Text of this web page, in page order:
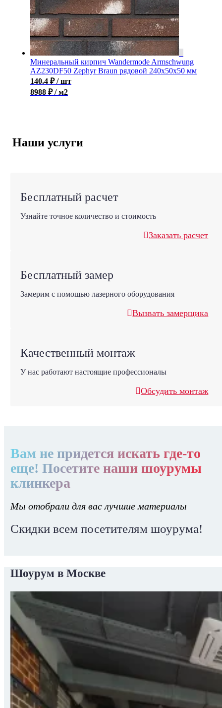
Минеральный кирпич Wandermode Armschwung
AZ230DF50 Zephyr Braun рядовой 240x50x50 мм
140.4 ₽ / шт
8988 ₽ / м2
Наши услуги
Бесплатный расчет
Узнайте точное количество и стоимость
Заказать расчет
Бесплатный замер
Замерим с помощью лазерного оборудования
Вызвать замерщика
Качественный монтаж
У нас работают настоящие профессионалы
Обсудить монтаж
Вам не придется искать где-то
еще! Посетите наши шоурумы
клинкера
Мы отобрали для вас лучшие материалы
Скидки всем посетителям шоурума!
Шоурум в Москве